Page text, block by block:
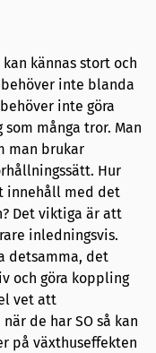
kännas stort och
inte blanda
inte göra
många tror. Man
man brukar
Hur
innehåll med det
Det viktiga är att
inledningsvis.
detsamma, det
och göra koppling
vet att
de har SO så kan
på växthuseffekten